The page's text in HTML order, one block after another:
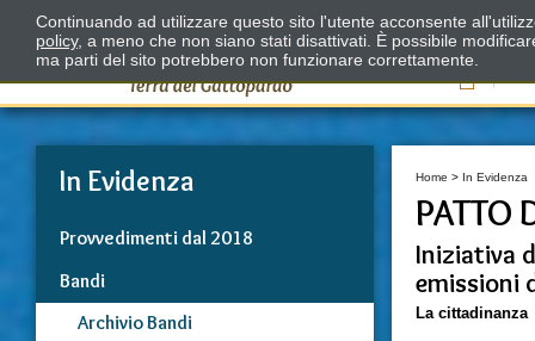
Il
In Evidenza
Provvedimenti dal 2018
Bandi
Archivio Bandi
Home > In Evidenza
PATTO
Iniziativa
emissioni
La cittadinanza
Continuando ad utilizzare questo sito l'utente acconsente
policy, a meno che non siano stati disattivati. È possibile
ma parti del sito potrebbero non funzionare correttamente.